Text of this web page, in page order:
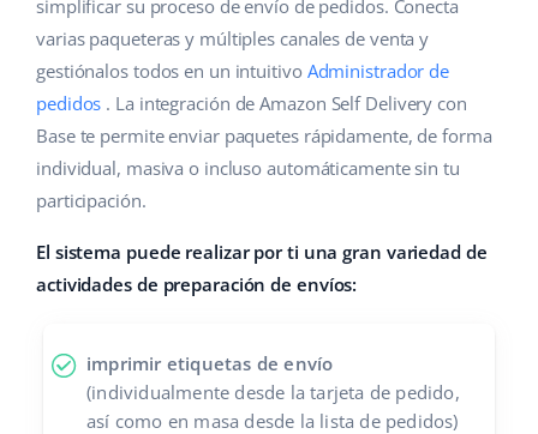
Gestión de envíos
Automatizaciones
Base Connect
IA para e-commerce
Hogar y jardinería
Productos infantiles
Electrónica
Piezas de automóviles
Salud y belleza
Ayuda
Base Academy
Blog
Servicios
Implementación de sistemas
english (US)
english (GB)
english (IN)
čeština
deutsch
Ελληνικά
español (AR)
español (MX)
simplificar su proceso de envío de pedidos. Conecta
varias paqueteras y múltiples canales de venta y
gestiónalos todos en un intuitivo Administrador de
pedidos . La integración de Amazon Self Delivery con
Base te permite enviar paquetes rápidamente, de forma
individual, masiva o incluso automáticamente sin tu
participación.
El sistema puede realizar por ti una gran variedad de
actividades de preparación de envíos:
imprimir etiquetas de envío
(individualmente desde la tarjeta de pedido,
así como en masa desde la lista de pedidos)